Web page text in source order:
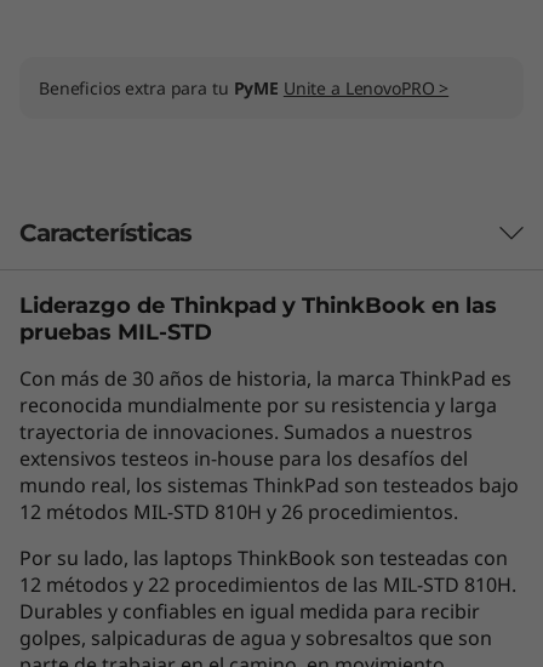
Beneficios extra para tu PyME Unite a LenovoPRO >
Características
Los accesorios exhibidos no están incluidos
Las características de cada producto pueden
variar según el país de adquisición del mismo,
por lo que la siguiente descripción no debe ser
interpretada como un compromiso
contractual. Te invitamos a revisar las
características específicas para cada producto
antes de realizar la compra online en la sección
'Ver Modelos' de esta misma página, o con un
asesor de ventas si es en una tienda física.
Liderazgo de Thinkpad y ThinkBook en las
pruebas MIL-STD
Con más de 30 años de historia, la marca ThinkPad es
reconocida mundialmente por su resistencia y larga
trayectoria de innovaciones. Sumados a nuestros
extensivos testeos in-house para los desafíos del
mundo real, los sistemas ThinkPad son testeados bajo
12 métodos MIL-STD 810H y 26 procedimientos.
Por su lado, las laptops ThinkBook son testeadas con
12 métodos y 22 procedimientos de las MIL-STD 810H.
Durables y confiables en igual medida para recibir
golpes, salpicaduras de agua y sobresaltos que son